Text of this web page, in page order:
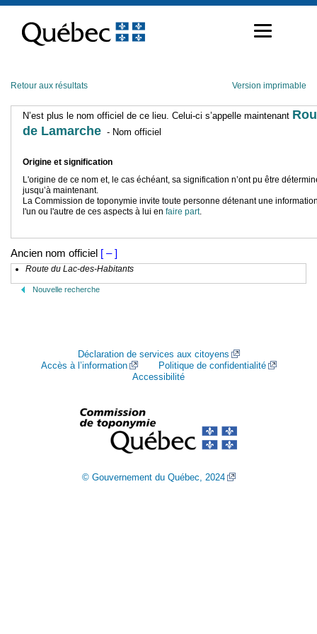
contenu
Retour aux résultats Version imprimable
N’est plus le nom officiel de ce lieu. Celui-ci s’appelle maintenant
de Lamarche - Nom officiel
Origine et signification
L'origine de ce nom et, le cas échéant, sa signification n’ont pu être
jusqu’à maintenant.
La Commission de toponymie invite toute personne détenant une
l'un ou l'autre de ces aspects à lui en faire part.
Ancien nom officiel [ – ]
Route du Lac-des-Habitants
Nouvelle recherche
Déclaration de services aux citoyens
Accès à l’information
Politique de confidentialité
Accessibilité
© Gouvernement du Québec, 2024